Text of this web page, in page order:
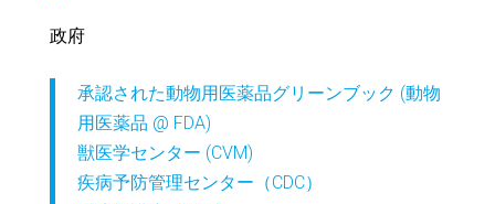
政府
承認された動物用医薬品グリーンブック (動物
用医薬品 @ FDA)
獣医学センター (CVM)
疾病予防管理センター（CDC）